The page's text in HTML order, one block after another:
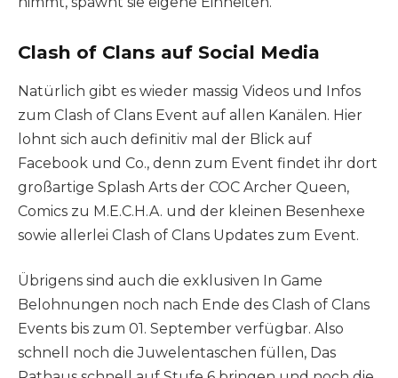
Clash of Clans auf Social Media
Natürlich gibt es wieder massig Videos und Infos
zum Clash of Clans Event auf allen Kanälen. Hier
lohnt sich auch definitiv mal der Blick auf
Facebook und Co., denn zum Event findet ihr dort
großartige Splash Arts der COC Archer Queen,
Comics zu M.E.C.H.A. und der kleinen Besenhexe
sowie allerlei Clash of Clans Updates zum Event.
Übrigens sind auch die exklusiven In Game
Belohnungen noch nach Ende des Clash of Clans
Events bis zum 01. September verfügbar. Also
schnell noch die Juwelentaschen füllen, Das